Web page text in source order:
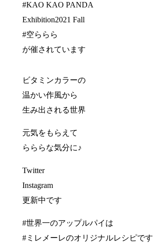
#KAO KAO PANDA
Exhibition2021 Fall
#空ららら
が催されています
ビタミンカラーの
温かい作風から
生み出される世界
元気をもらえて
らららな気分に♪
Twitter
Instagram
更新中です
#世界一のアップルパイは
#ミレメーレのオリジナルレシピです